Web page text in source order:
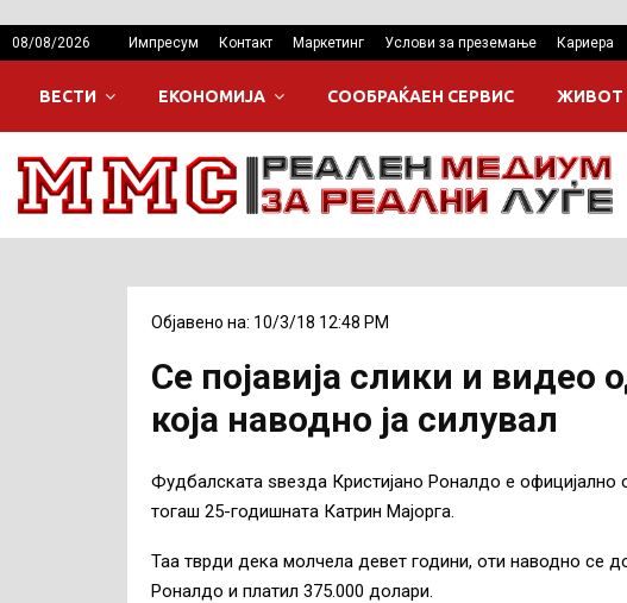
08/08/2026 Импресум Контакт Маркетинг Услови за преземање Кариера
ВЕСТИ ЕКОНОМИЈА СООБРАЌАЕН СЕРВИС ЖИВОТ
Објавено на: 10/3/18 12:48 PM
Се појавија слики и видео
која наводно ја силувал
Фудбалската ѕвезда Кристијано Роналдо е официјално
тогаш 25-годишната Катрин Мајорга.
Таа тврди дека молчела девет години, оти наводно се
Роналдо и платил 375.000 долари.